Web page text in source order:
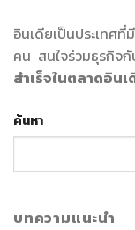
อินเดียเป็นประเทศ
คน สนใจร่วมธุรกิจกั
สำเร็จในตลาดอินเ
ค้นหา
บทความแนะนำ